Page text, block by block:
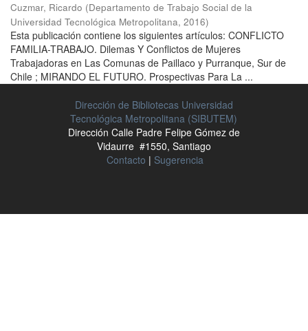
Cuzmar, Ricardo (Departamento de Trabajo Social de la
Universidad Tecnológica Metropolitana, 2016)
Esta publicación contiene los siguientes artículos: CONFLICTO
FAMILIA-TRABAJO. Dilemas Y Conflictos de Mujeres
Trabajadoras en Las Comunas de Paillaco y Purranque, Sur de
Chile ; MIRANDO EL FUTURO. Prospectivas Para La ...
Dirección de Bibliotecas Universidad
Tecnológica Metropolitana (SIBUTEM)
Dirección Calle Padre Felipe Gómez de
Vidaurre #1550, Santiago
Contacto | Sugerencia